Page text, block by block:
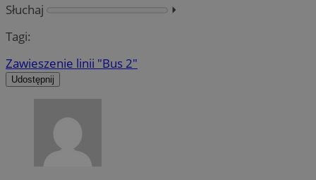
Słuchaj
⏵︎
Tagi:
Zawieszenie linii "Bus 2"
Udostępnij